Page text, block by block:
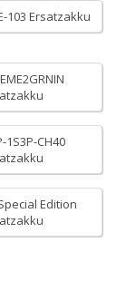
103 Ersatzakku
1S3P-CH40
Edition